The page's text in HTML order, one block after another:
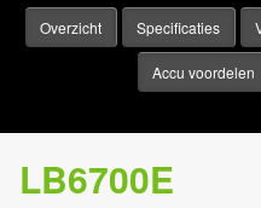
Overzicht Specificaties
Accu voordelen
LB6700E